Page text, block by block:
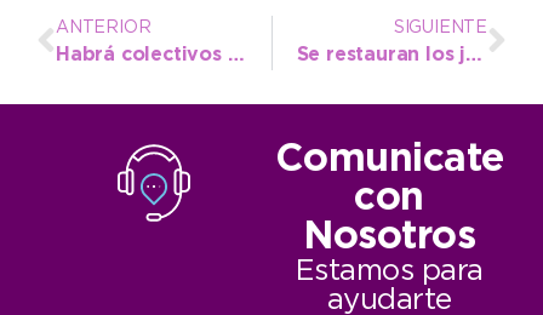
ANTERIOR
Habrá colectivos gratis para el Vía Crucis ribereño del Viernes Santo
SIGUIENTE
Se restauran los juegos de la Plaza Dardo Rocha
Comunicate
con
Nosotros
Estamos para
ayudarte